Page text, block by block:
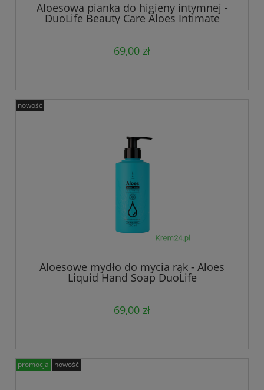
Aloesowa pianka do higieny intymnej -
DuoLife Beauty Care Aloes Intimate
Wash Foam
69,00 zł
Aloesowe mydło do mycia rąk - Aloes
Liquid Hand Soap DuoLife
69,00 zł
nowość
promocja nowość